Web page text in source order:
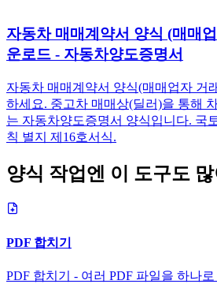
자동차 매매계약서 양식 (매매
운로드 - 자동차양도증명서
자동차 매매계약서 양식(매매업자 거
하세요. 중고차 매매상(딜러)을 통해
는 자동차양도증명서 양식입니다. 국
칙 별지 제16호서식.
양식 작업엔 이 도구도
PDF 합치기
PDF 합치기 - 여러 PDF 파일을 하나